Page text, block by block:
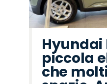
Hyundai
piccola
che